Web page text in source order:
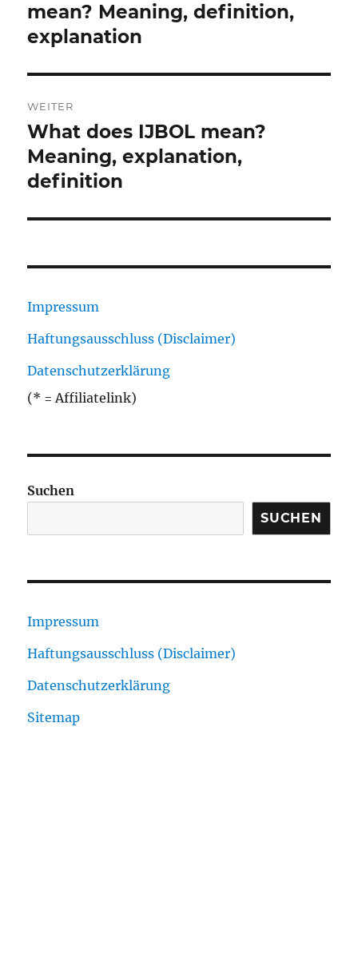
Beitrag:
mean? Meaning, definition,
explanation
WEITER
Nächster
Beitrag:
What does IJBOL mean?
Meaning, explanation,
definition
Impressum
Haftungsausschluss (Disclaimer)
Datenschutzerklärung
(* = Affiliatelink)
Suchen
SUCHEN
Impressum
Haftungsausschluss (Disclaimer)
Datenschutzerklärung
Sitemap